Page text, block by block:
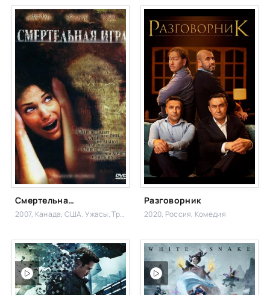
Смертельная игра
2007, Канада, США,Ужасы, Триллер
Разговорник
2020, Россия, Комедия